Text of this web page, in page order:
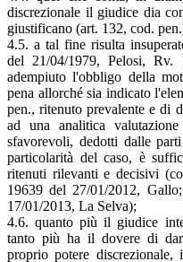
discrezionale il giudice dia
giustificano (art. 132, cod.
4.5. a tal fine risulta
del 21/04/1979, Pelosi, Rv.
adempiuto l'obbligo della
pena allorché sia indicato
pen., ritenuto prevalente e di
ad una analitica
sfavorevoli, dedotti dalle
particolarità del caso, è
ritenuti rilevanti e decisivi
19639 del 27/01/2012,
17/01/2013, La Selva);
4.6. quanto più il giudice
tanto più ha il dovere di
proprio potere discrezionale,